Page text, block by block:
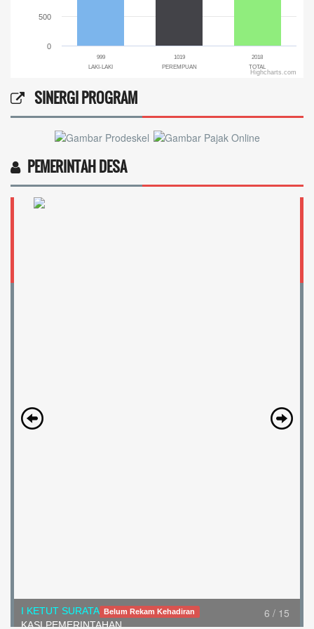
999
LAKI-LAKI
1019
PEREMPUAN
2018
TOTAL
0
500
Highcharts.com
SINERGI PROGRAM
PEMERINTAH DESA
6 / 15
I KETUT SURATA Belum Rekam Kehadiran
KASI PEMERINTAHAN